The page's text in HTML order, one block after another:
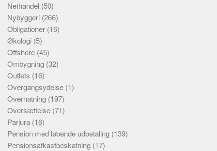
Nethandel (50)
Nybyggeri (266)
Obligationer (16)
Økologi (5)
Offshore (45)
Ombygning (32)
Outlets (16)
Overgangsydelse (1)
Overnatning (197)
Oversættelse (71)
Parjura (16)
Pension med løbende udbetaling (139)
Pensionsafkastbeskatning (17)